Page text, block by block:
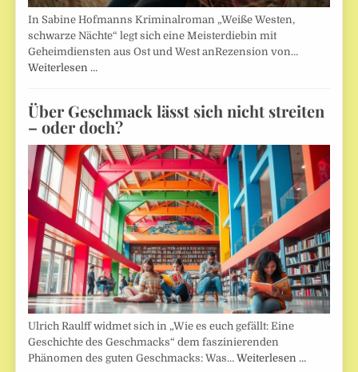
In Sabine Hofmanns Kriminalroman „Weiße Westen,
schwarze Nächte“ legt sich eine Meisterdiebin mit
Geheimdiensten aus Ost und West anRezension von…
Weiterlesen …
Über Geschmack lässt sich nicht streiten
– oder doch?
Ulrich Raulff widmet sich in „Wie es euch gefällt: Eine
Geschichte des Geschmacks“ dem faszinierenden
Phänomen des guten Geschmacks: Was…Weiterlesen …